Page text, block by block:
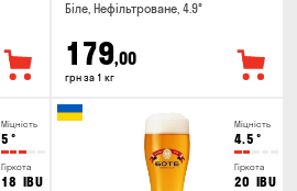
Біле, Нефільтроване, 4.9°
179,00
грн за 1 кг
Міцність
5 °
Гіркота
18 IBU
Міцність
4.5 °
Гіркота
20 IBU